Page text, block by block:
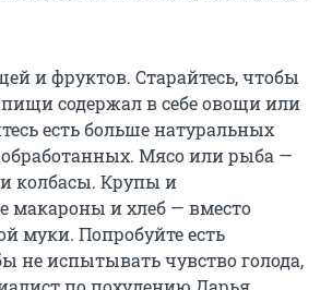
и фруктов. Старайтесь, чтобы
содержал в себе овощи или
есть больше натуральных
обработанных. Мясо или рыба —
и колбасы. Крупы и
макароны и хлеб — вместо
муки. Попробуйте есть
не испытывать чувство голода,